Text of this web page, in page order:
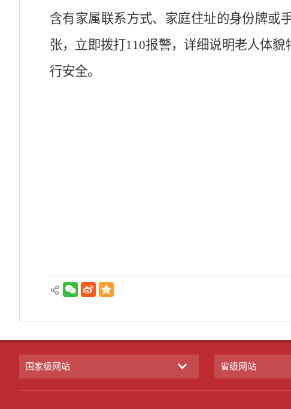
含有家属联系方式、家庭住址的身份牌或
张，立即拨打110报警，详细说明老人体
行安全。
国家级网站 省级网站